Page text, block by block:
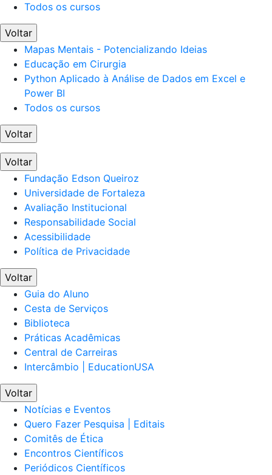
Todos os cursos
Voltar
Mapas Mentais - Potencializando Ideias
Educação em Cirurgia
Python Aplicado à Análise de Dados em Excel e
Power BI
Todos os cursos
Voltar
Voltar
Fundação Edson Queiroz
Universidade de Fortaleza
Avaliação Institucional
Responsabilidade Social
Acessibilidade
Política de Privacidade
Voltar
Guia do Aluno
Cesta de Serviços
Biblioteca
Práticas Acadêmicas
Central de Carreiras
Intercâmbio | EducationUSA
Voltar
Notícias e Eventos
Quero Fazer Pesquisa | Editais
Comitês de Ética
Encontros Científicos
Periódicos Científicos